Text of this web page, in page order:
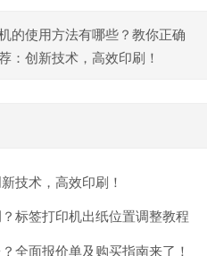
的使用方法有哪些？教你正确
的！
：创新技术，高效印刷！
技术，高效印刷！
标签打印机出纸位置调整教程
全面报价单及购买指南来了！